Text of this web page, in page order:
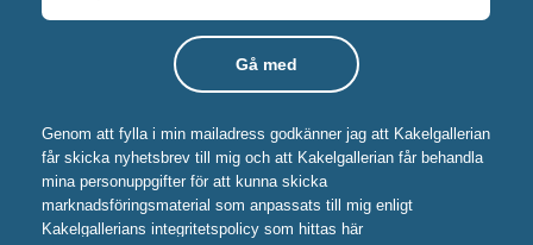
Genom att fylla i min mailadress godkänner jag att Kakelgallerian
får skicka nyhetsbrev till mig och att Kakelgallerian får behandla
mina personuppgifter för att kunna skicka
marknadsföringsmaterial som anpassats till mig enligt
Kakelgallerians integritetspolicy som hittas här